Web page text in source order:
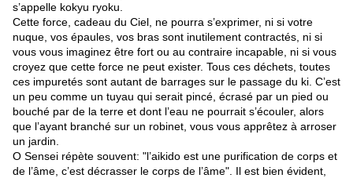
s’appelle kokyu ryoku.
Cette force, cadeau du Ciel, ne pourra s’exprimer, ni si votre
nuque, vos épaules, vos bras sont inutilement contractés, ni si
vous vous imaginez être fort ou au contraire incapable, ni si vous
croyez que cette force ne peut exister. Tous ces déchets, toutes
ces impuretés sont autant de barrages sur le passage du ki. C’est
un peu comme un tuyau qui serait pincé, écrasé par un pied ou
bouché par de la terre et dont l’eau ne pourrait s’écouler, alors
que l’ayant branché sur un robinet, vous vous apprêtez à arroser
un jardin.
O Sensei répète souvent: "l’aikido est une purification de corps et
de l’âme, c’est décrasser le corps de l’âme". Il est bien évident,